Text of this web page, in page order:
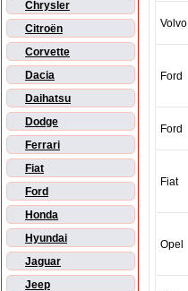
Chrysler
Citroën
Corvette
Dacia
Daihatsu
Dodge
Ferrari
Fiat
Ford
Honda
Hyundai
Jaguar
Jeep
Volvo
Ford
Ford
Fiat
Opel